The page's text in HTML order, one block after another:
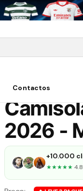
Alternativa Portugal
Contactos
3pessoas a ver agora
2026 -
+10.000
★★★★★